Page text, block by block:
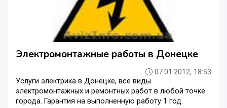
Электромонтажные работы в Донецке
07.01.2012, 18:53
Услуги электрика в Донецке, все виды
электромонтажных и ремонтных работ в любой точке
города. Гарантия на выполненную работу 1 год.